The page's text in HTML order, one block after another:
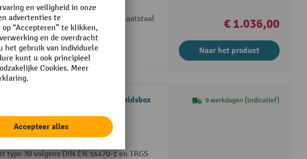
510
legborden van geverfd plaatstaal
lekbak van polypropyleen
€ 1.036,00
Naar het product
CS-CLASSIC-F, met veiligheidsbox
opslag van ontvlambare en niet-
type 30 volgens DIN EN 14470-1 en TRGS
9 werkdagen (indicatief)